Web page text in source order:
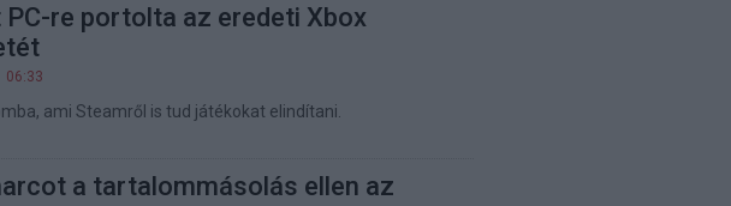
PC-re portolta az eredeti Xbox
06:33
ami Steamről is tud játékokat elindítani.
a tartalommásolás ellen az